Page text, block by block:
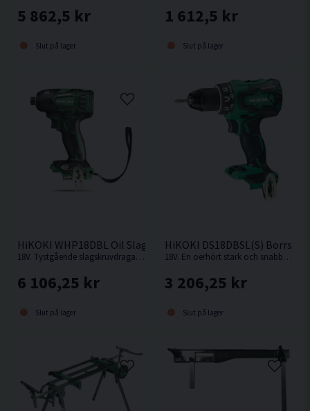
5 862,5 kr
Slut på lager
1 612,5 kr
Slut på lager
HiKOKI WHP18DBL Oil Slagskruvdragare 18V
18V. Tystgående slagskruvdragare med oljedämpning, perfekt i bullerkänsliga miljöer.
6 106,25 kr
Slut på lager
HiKOKI DS18DBSL(S)
18V. En oerhört stark och snabb kompakt borrskruvdragare från Hikoki.
3 206,25 kr
Slut på lager